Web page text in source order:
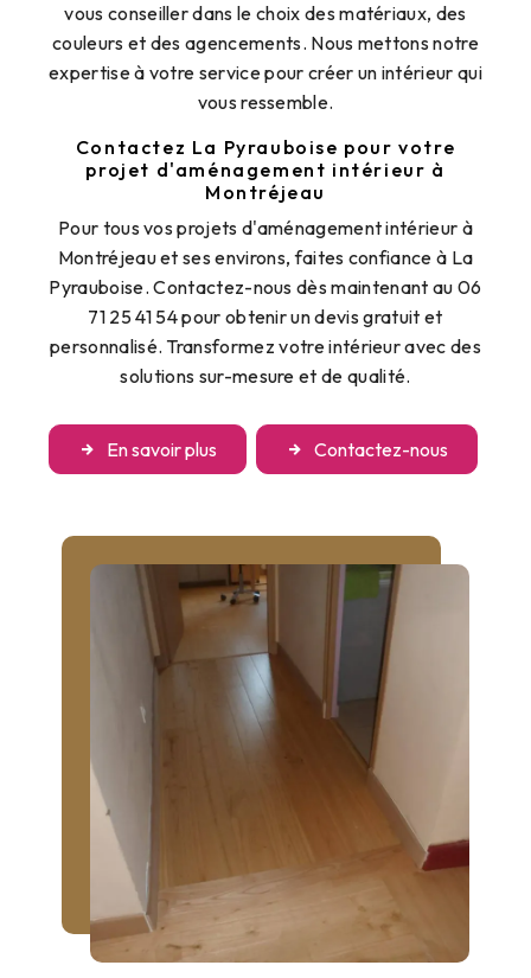
vous conseiller dans le choix des matériaux, des
couleurs et des agencements. Nous mettons notre
expertise à votre service pour créer un intérieur qui
vous ressemble.
Contactez La Pyrauboise pour votre
projet d'aménagement intérieur à
Montréjeau
Pour tous vos projets d'aménagement intérieur à
Montréjeau et ses environs, faites confiance à La
Pyrauboise. Contactez-nous dès maintenant au 06
71 25 41 54 pour obtenir un devis gratuit et
personnalisé. Transformez votre intérieur avec des
solutions sur-mesure et de qualité.
En savoir plus Contactez-nous